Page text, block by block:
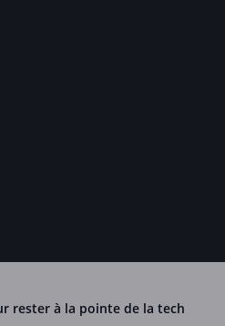
rester à la pointe de la tech